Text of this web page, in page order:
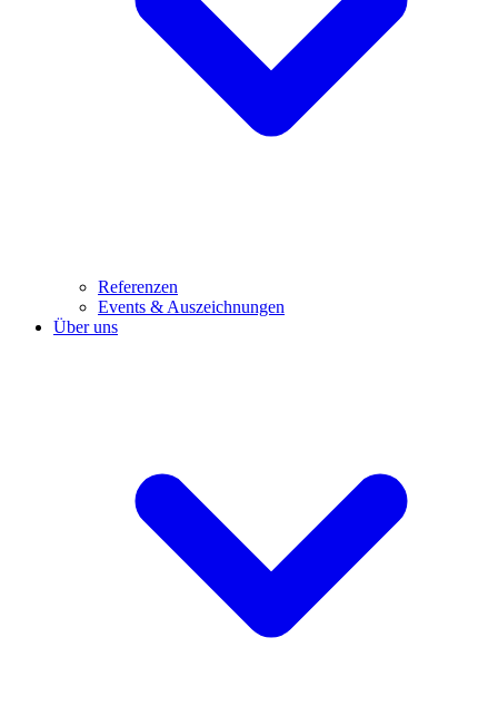
Referenzen
Events & Auszeichnungen
Über uns